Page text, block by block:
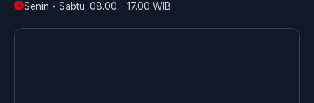
Senin - Sabtu: 08.00 - 17.00 WIB